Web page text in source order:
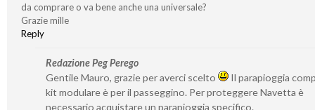
da comprare o va bene anche una universale?
Grazie mille
Reply
Redazione Peg Perego
Gentile Mauro, grazie per averci scelto
Il parapioggia
kit modulare è per il passeggino. Per proteggere Navetta è
necessario acquistare un parapioggia specifico.